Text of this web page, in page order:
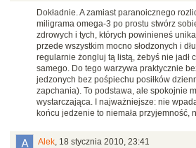
Dokładnie. A zamiast paranoicznego
miligrama omega-3 po prostu stwórz
zdrowych i tych, których powinieneś
przede wszystkim mocno słodzonych i
regularnie żongluj tą listą, żebyś nie jadł
samego. Do tego warzywa praktycznie
jedzonych bez pośpiechu posiłków
zapchania). To podstawa, ale spokojnie
wystarczająca. I najważniejsze: nie
końcu jedzenie to niemała przyjemność,
Alek, 18 stycznia 2010, 23:41